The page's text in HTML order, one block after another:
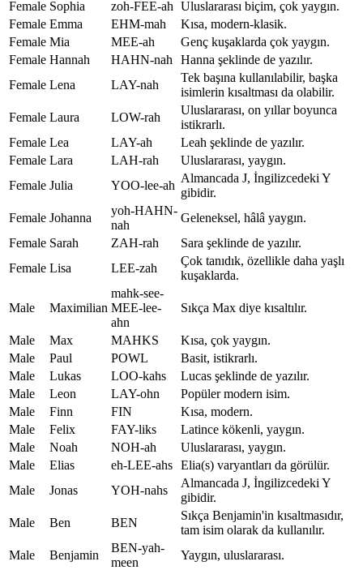
Female Sophia zoh-FEE-ah Uluslararası biçim, çok yaygın.
Female Emma EHM-mah
Kısa, modern-klasik.
Female Mia MEE-ah
Genç kuşaklarda çok yaygın.
Female Hannah HAHN-nah
Hanna şeklinde de yazılır.
Female Lena LAY-nah
Tek başına kullanılabilir, başka
isimlerin kısaltması da olabilir.
Female Laura LOW-rah
Uluslararası, on yıllar boyunca
istikrarlı.
Female Lea LAY-ah
Leah şeklinde de yazılır.
Female Lara LAH-rah
Uluslararası, yaygın.
Female Julia YOO-lee-ah
Almancada J, İngilizcedeki Y
gibidir.
Female Johanna
yoh-HAHN-
nah
Geleneksel, hâlâ yaygın.
Female Sarah ZAH-rah
Sara şeklinde de yazılır.
Female Lisa LEE-zah
Çok tanıdık, özellikle daha yaşlı
kuşaklarda.
Male Maximilian
mahk-see-
MEE-lee-
ahn
Sıkça Max diye kısaltılır.
Male Max MAHKS
Kısa, çok yaygın.
Male
Paul POWL
Basit, istikrarlı.
Male
Lukas LOO-kahs
Lucas şeklinde de yazılır.
Male
Leon LAY-ohn
Popüler modern isim.
Male
Finn FIN
Kısa, modern.
Male
Felix FAY-liks
Latince kökenli, yaygın.
Male
Noah NOH-ah
Uluslararası, yaygın.
Male
Elias eh-LEE-ahs Elia(s) varyantları da görülür.
Male
Jonas YOH-nahs
Almancada J, İngilizcedeki Y
gibidir.
Male
Ben BEN
Sıkça Benjamin'in kısaltmasıdır,
tam isim olarak da kullanılır.
Male
Benjamin
BEN-yah-
meen
Yaygın, uluslararası.